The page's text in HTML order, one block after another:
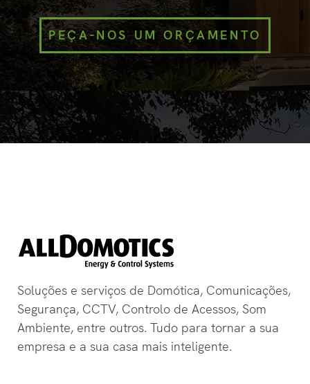
PEÇA-NOS UM ORÇAMENTO
Soluções e serviços de Domótica, Comunicações,
Segurança, CCTV, Controlo de Acessos, Som
Ambiente, entre outros. Tudo para tornar a sua
empresa e a sua casa mais inteligente.